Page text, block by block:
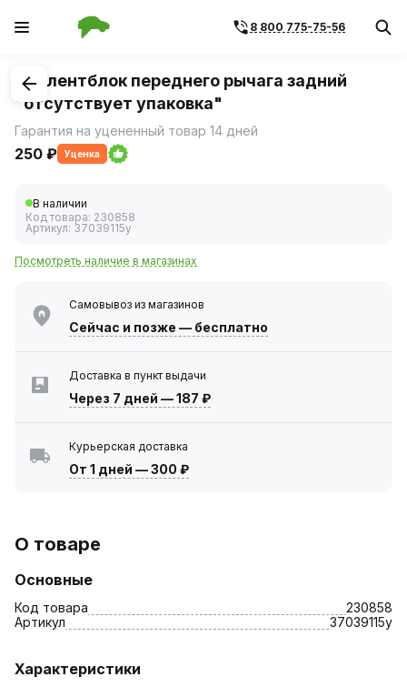
8 800 775-75-56
1/1
Сайлентблок переднего рычага задний
"отсутствует упаковка"
Гарантия на уцененный товар 14 дней
250 ₽ Уценка
В наличии
Код товара: 230858
Артикул: 37039115у
Посмотреть наличие в магазинах
Самовывоз из магазинов
Сейчас и позже — бесплатно
Доставка в пункт выдачи
Через 7 дней —187 ₽
Курьерская доставка
От 1 дней —300 ₽
О товаре
Основные
Код товара
230858
Артикул
37039115у
Характеристики